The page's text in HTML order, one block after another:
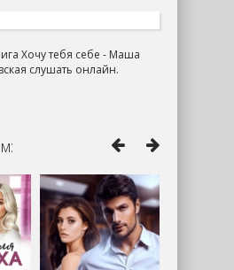
Хочу тебя себе - Маша
слушать онлайн.